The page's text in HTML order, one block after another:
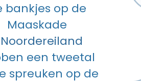
bankjes op de
Maaskade
een tweetal
spreuken op de